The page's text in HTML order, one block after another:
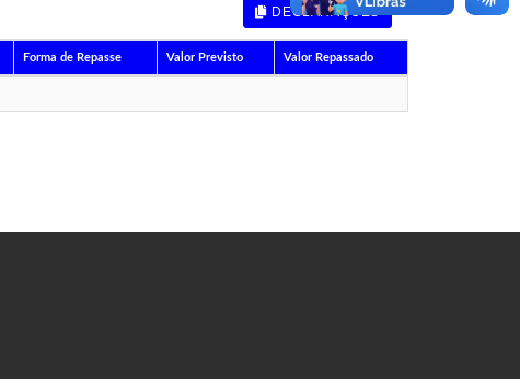
DECLARAÇÕES
Forma de Repasse Valor Previsto Valor Repassado